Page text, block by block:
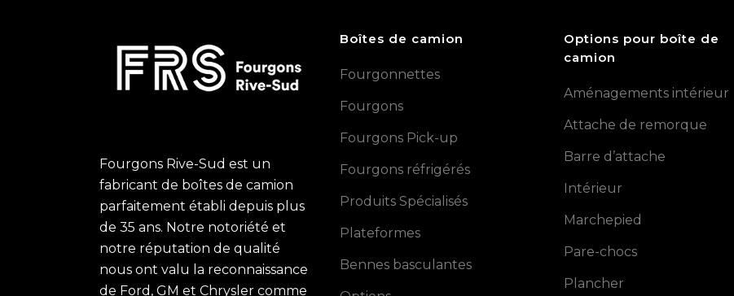
Fourgons Rive-Sud est un
fabricant de boîtes de camion
parfaitement établi depuis plus
de 35 ans. Notre notoriété et
notre réputation de qualité
nous ont valu la reconnaissance
de Ford, GM et Chrysler comme
Boîtes de camion
Fourgonnettes
Fourgons
Fourgons Pick-up
Fourgons réfrigérés
Produits Spécialisés
Plateformes
Bennes basculantes
Options pour boîte de
camion
Aménagements intérieur
Attache de remorque
Barre d’attache
Intérieur
Marchepied
Pare-chocs
Plancher